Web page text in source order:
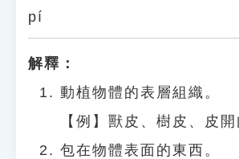
pí
解釋：
動植物體的表層組織。
【例】獸皮、樹皮、皮開
包在物體表面的東西。